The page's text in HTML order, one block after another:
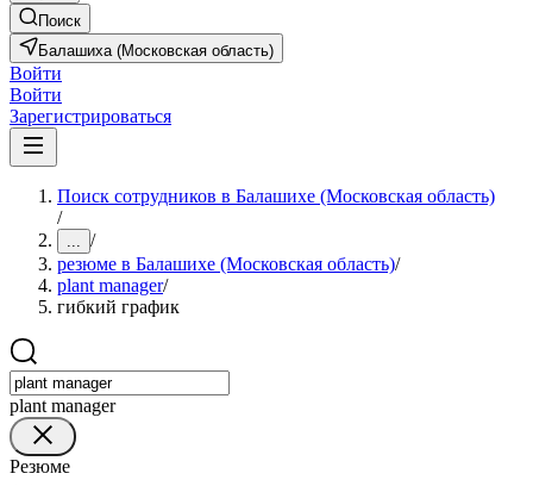
Поиск
Балашиха (Московская область)
Войти
Войти
Зарегистрироваться
Поиск сотрудников в Балашихе (Московская область)
/
... /
резюме в Балашихе (Московская область)/
plant manager/
гибкий график
plant manager
Резюме